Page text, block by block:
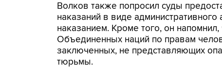
Волков также попросил суды
наказаний в виде
наказанием. Кроме того, он
Объединенных наций по правам
заключенных, не представляющих
тюрьмы.